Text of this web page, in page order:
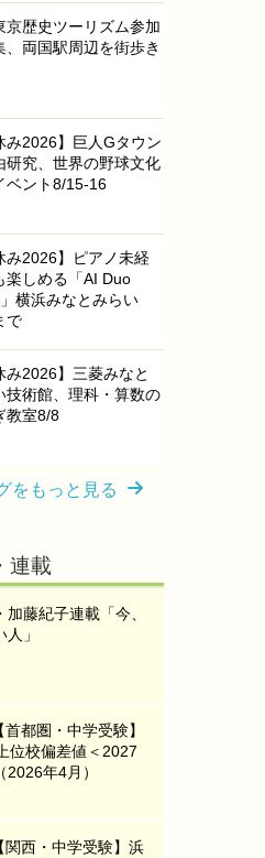
京歴史ツーリズム参加
、両国駅周辺を街歩き
み2026】巨人Gタウン
研究、世界の野球文化
ベント8/15-16
み2026】ピアノ未経
楽しめる「AI Duo
横浜みなとみらい
で
み2026】三菱みなと
技術館、理科・算数の
教室8/8
をもっと見る
連載
加藤紀子連載「今、
」
首都圏・中学受験】
位校偏差値＜2027
2026年4月）
関西・中学受験】浜